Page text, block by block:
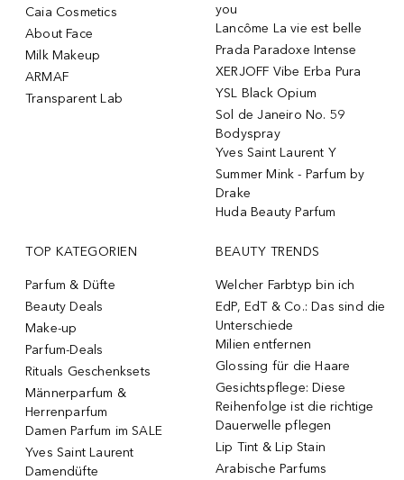
Caia Cosmetics
About Face
Milk Makeup
ARMAF
Transparent Lab
you
Lancôme La vie est belle
Prada Paradoxe Intense
XERJOFF Vibe Erba Pura
YSL Black Opium
Sol de Janeiro No. 59
Bodyspray
Yves Saint Laurent Y
Summer Mink - Parfum by
Drake
Huda Beauty Parfum
TOP KATEGORIEN
Parfum & Düfte
Beauty Deals
Make-up
Parfum-Deals
Rituals Geschenksets
Männerparfum &
Herrenparfum
Damen Parfum im SALE
Yves Saint Laurent
Damendüfte
BEAUTY TRENDS
Welcher Farbtyp bin ich
EdP, EdT & Co.: Das sind die
Unterschiede
Milien entfernen
Glossing für die Haare
Gesichtspflege: Diese
Reihenfolge ist die richtige
Dauerwelle pflegen
Lip Tint & Lip Stain
Arabische Parfums